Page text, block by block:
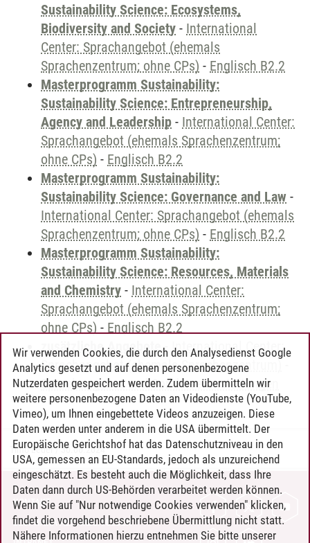
Sustainability Science: Ecosystems,
Biodiversity and Society - International
Center: Sprachangebot (ehemals
Sprachenzentrum; ohne CPs) - Englisch B2.2
Masterprogramm Sustainability:
Sustainability Science: Entrepreneurship,
Agency and Leadership - International Center:
Sprachangebot (ehemals Sprachenzentrum;
ohne CPs) - Englisch B2.2
Masterprogramm Sustainability:
Sustainability Science: Governance and Law -
International Center: Sprachangebot (ehemals
Sprachenzentrum; ohne CPs) - Englisch B2.2
Masterprogramm Sustainability:
Sustainability Science: Resources, Materials
and Chemistry - International Center:
Sprachangebot (ehemals Sprachenzentrum;
ohne CPs) - Englisch B2.2
zusätzliche Angebote- International Center:
Sprachangebot (ehemals Sprachenzentrum)
Sprachangebot und Sonderveranstaltungen
Timo Leder/30.06.2024
KONTAKT
LEUPHANA ALS ARBEITGEBER
Wir verwenden Cookies, die durch den Analysedienst Google
Analytics gesetzt und auf denen personenbezogene
Nutzerdaten gespeichert werden. Zudem übermitteln wir
weitere personenbezogene Daten an Videodienste (YouTube,
Vimeo), um Ihnen eingebettete Videos anzuzeigen. Diese
Daten werden unter anderem in die USA übermittelt. Der
Europäische Gerichtshof hat das Datenschutzniveau in den
USA, gemessen an EU-Standards, jedoch als unzureichend
eingeschätzt. Es besteht auch die Möglichkeit, dass Ihre
Daten dann durch US-Behörden verarbeitet werden können.
Wenn Sie auf "Nur notwendige Cookies verwenden" klicken,
findet die vorgehend beschriebene Übermittlung nicht statt.
Nähere Informationen hierzu entnehmen Sie bitte unserer